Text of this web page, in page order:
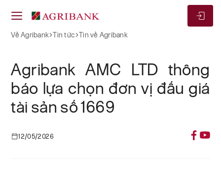
Về Agribank Tin tức Tin về Agribank
Agribank AMC LTD thông
báo lựa chọn đơn vị đấu giá
tài sản số 1669
12/05/2026